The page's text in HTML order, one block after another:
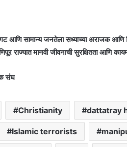
आणि सामान्य जनतेला सध्याच्या अराजक आणि
राज्यात मानवी जीवनाची सुरक्षितता आणि
संघ
Christianity dattatray
Islamic terrorists